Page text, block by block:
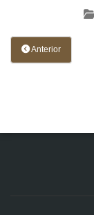
Anterior